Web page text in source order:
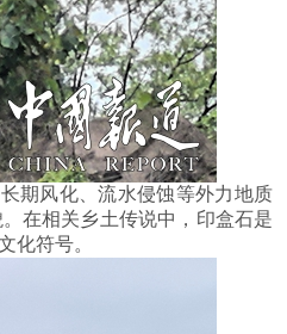
期风化、流水侵蚀等外力地质
在相关乡土传说中，印盒石是
化符号。